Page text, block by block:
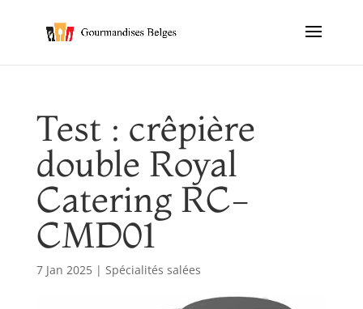
Test : crêpière
double Royal
Catering RC-
CMD01
7 Jan 2025| Spécialités salées